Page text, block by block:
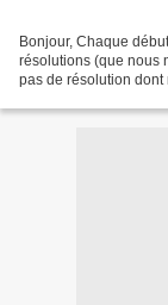
Bonjour, Chaque
résolutions (que nous
pas de résolution dont